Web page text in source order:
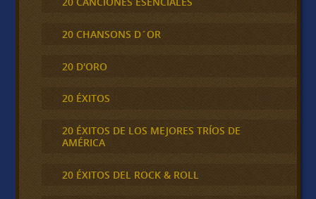
20 CHANSONS D´OR
20 D'ORO
20 ÉXITOS
20 ÉXITOS DE LOS MEJORES TRÍOS DE
AMÉRICA
20 ÉXITOS DEL ROCK & ROLL